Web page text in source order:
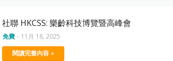
社聯 HKCSS: 樂齡科技博覽暨高峰會
免費 - 11月 18, 2025
閱讀完整內容 »